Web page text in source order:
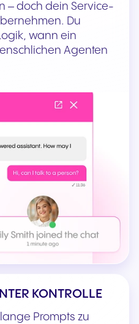
– doch dein Service-
Du
wann ein
Agenten
KONTROLLE
Prompts zu